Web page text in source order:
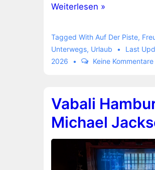
Gut
in
Hamm
Weiterlesen »
Tagged With Auf Der Piste,
Unterwegs, Urlaub Last
2026
Keine Kommentare
Vabali
Michael